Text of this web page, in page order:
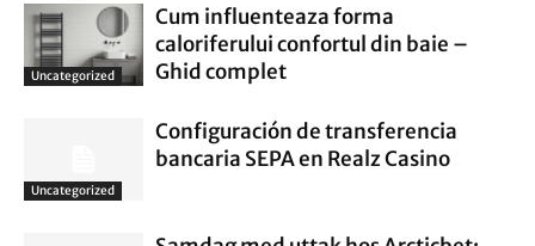
Uncategorized
Cum influenteaza forma
caloriferului confortul din baie –
Ghid complet
Uncategorized
Configuración de transferencia
bancaria SEPA en Realz Casino